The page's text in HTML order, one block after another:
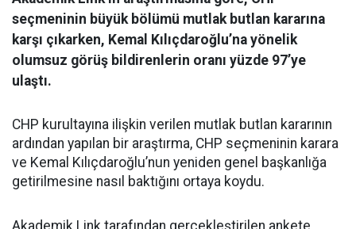
seçmeninin büyük bölümü mutlak butlan kararına
karşı çıkarken, Kemal Kılıçdaroğlu’na yönelik
olumsuz görüş bildirenlerin oranı yüzde 97’ye
ulaştı.
CHP kurultayına ilişkin verilen mutlak butlan kararının
ardından yapılan bir araştırma, CHP seçmeninin karara
ve Kemal Kılıçdaroğlu’nun yeniden genel başkanlığa
getirilmesine nasıl baktığını ortaya koydu.
Akademik Link tarafından gerçekleştirilen ankete